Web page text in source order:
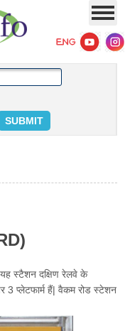
स्टैशन दक्षिण रेलवे के
3 प्लेटफार्म हैं| वैकम रोड स्टेशन